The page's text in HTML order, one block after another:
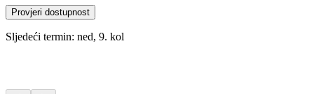
Provjeri dostupnost
Sljedeći termin: ned, 9. kol